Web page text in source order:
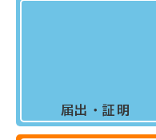
届出・証明